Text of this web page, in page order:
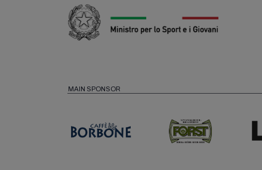
MAIN SPONSOR